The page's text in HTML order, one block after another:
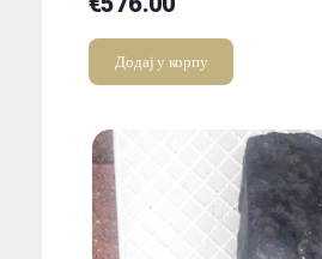
Додај у корпу